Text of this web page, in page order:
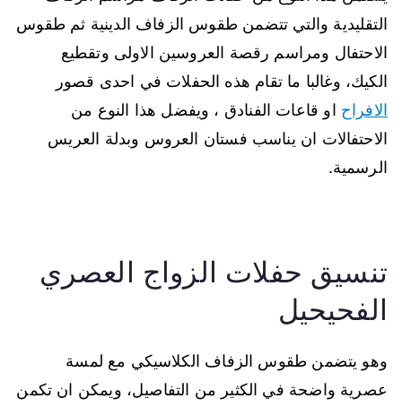
التقليدية والتي تتضمن طقوس الزفاف الدينية ثم طقوس
الاحتفال ومراسم رقصة العروسين الاولى وتقطيع
الكيك، وغالبا ما تقام هذه الحفلات في احدى قصور
الافراح او قاعات الفنادق ، ويفضل هذا النوع من
الاحتفالات ان يناسب فستان العروس وبدلة العريس
الرسمية.
تنسيق حفلات الزواج العصري
الفحيحيل
وهو يتضمن طقوس الزفاف الكلاسيكي مع لمسة
عصرية واضحة في الكثير من التفاصيل، ويمكن ان تكمن